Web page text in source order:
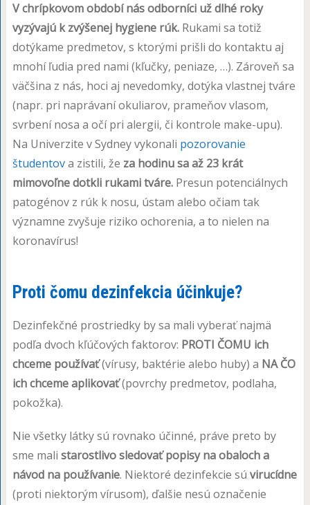
V chrípkovom období nás odborníci už dlhé roky
vyzývajú k zvýšenej hygiene rúk.Rukami sa totiž
dotýkame predmetov, s ktorými prišli do kontaktu aj
mnohí ľudia pred nami (kľučky, peniaze, …). Zároveň sa
väčšina z nás, hoci aj nevedomky, dotýka vlastnej tváre
(napr. pri naprávaní okuliarov, prameňov vlasom,
svrbení nosa a očí pri alergii, či kontrole make-upu).
Na Univerzite v Sydney vykonali pozorovanie
študentova zistili, že za hodinu sa až 23 krát
mimovoľne dotkli rukami tváre.Presun potenciálnych
patogénov z rúk k nosu, ústam alebo očiam tak
významne zvyšuje riziko ochorenia, a to nielen na
koronavírus!
Proti čomu dezinfekcia účinkuje?
Dezinfekčné prostriedky by sa mali vyberať najmä
podľa dvoch kľúčových faktorov: PROTI ČOMU ich
chceme používať(vírusy, baktérie alebo huby) a NA ČO
ich chceme aplikovať(povrchy predmetov, podlaha,
pokožka).
Nie všetky látky sú rovnako účinné, práve preto by
sme mali starostlivo sledovať popisy na obaloch a
návod na používanie. Niektoré dezinfekcie sú virucídne
(proti niektorým vírusom), ďalšie nesú označenie